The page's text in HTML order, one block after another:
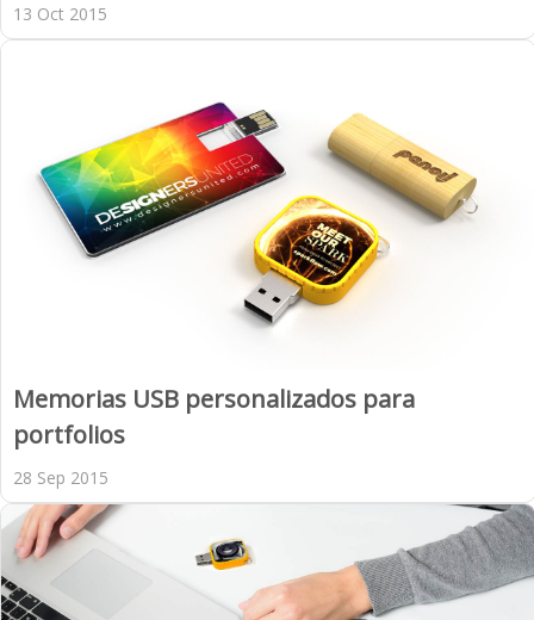
13 Oct 2015
Memorias USB personalizados para
portfolios
28 Sep 2015